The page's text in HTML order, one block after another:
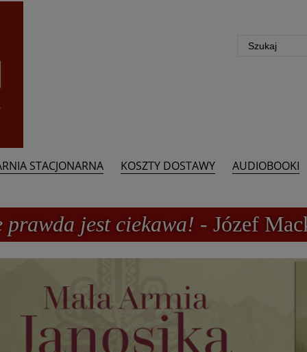
STACJONARNA KOSZTY DOSTAWY AUDIOBOOKI
prawda jest ciekawa! - Józef